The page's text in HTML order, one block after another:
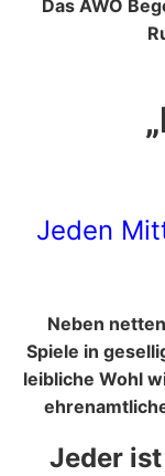
Das AWO
Jeden
Neben
Spiele in
leibliche Wohl
Jeder